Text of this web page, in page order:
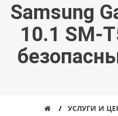
Samsung
10.1 SM-
УСЛУГИ И